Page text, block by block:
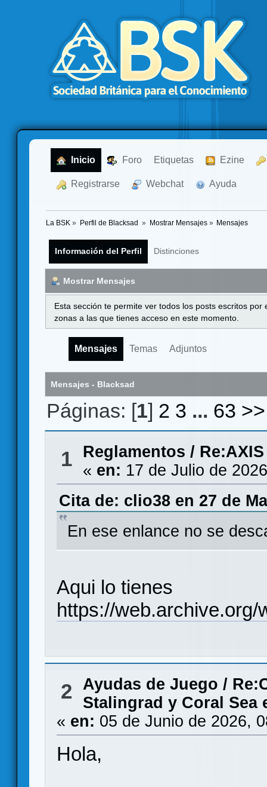
Inicio Foro Etiquetas Ezine
Registrarse Webchat Ayuda
La BSK » Perfil de Blacksad » Mostrar Mensajes» Mensajes
Información del Perfil Distinciones
Mostrar Mensajes
Esta sección te permite ver todos los posts escritos
zonas a las que tienes acceso en este momento.
Mensajes Temas Adjuntos
Mensajes - Blacksad
Páginas: [1] 2 3 ... 63 >>
1 Reglamentos /
« en: 17 de Julio de
Cita de: clio38 en 27 de
En ese enlance no se
Aqui lo tienes
https://
2 Ayudas de Juego /
Stalingrad y Coral Sea
« en: 05 de Junio de 2026,
Hola,